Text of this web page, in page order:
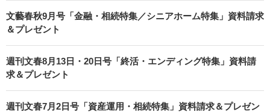
文藝春秋9月号「金融・相続特集／シニアホーム特集」資料請求
＆プレゼント
週刊文春8月13日・20日号「終活・エンディング特集」資料請
求＆プレゼント
週刊文春7月2日号「資産運用・相続特集」資料請求＆プレゼン